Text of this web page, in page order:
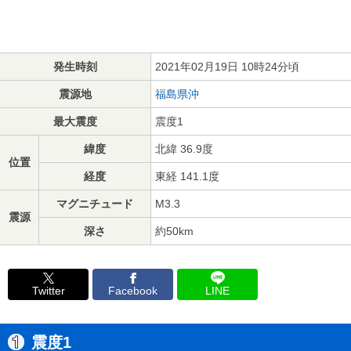
発生時刻 2021年02月19日 10時24分頃
震源地 福島県沖
最大震度 震度1
位置
緯度 北緯 36.9度
経度 東経 141.1度
震源
マグニチュード M3.3
深さ 約50km
Twitter Facebook LINE
震度1